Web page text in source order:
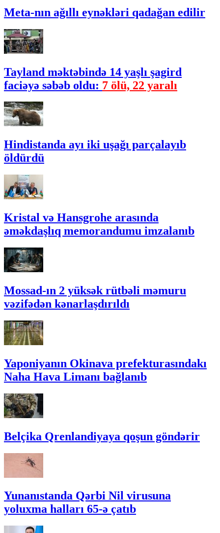
Meta-nın ağıllı eynəkləri qadağan edilir
Tayland məktəbində 14 yaşlı şagird
faciəyə səbəb oldu: 7 ölü, 22 yaralı
Hindistanda ayı iki uşağı parçalayıb
öldürdü
Kristal və Hansgrohe arasında
əməkdaşlıq memorandumu imzalanıb
Mossad-ın 2 yüksək rütbəli məmuru
vəzifədən kənarlaşdırıldı
Yaponiyanın Okinava prefekturasındakı
Naha Hava Limanı bağlanıb
Belçika Qrenlandiyaya qoşun göndərir
Yunanıstanda Qərbi Nil virusuna
yoluxma halları 65-ə çatıb